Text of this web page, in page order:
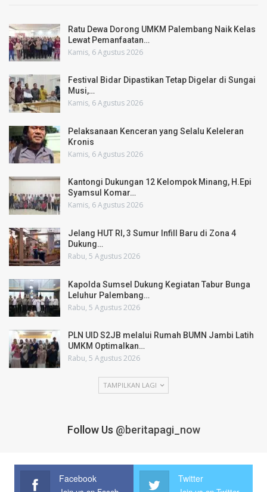
Ratu Dewa Dorong UMKM Palembang Naik Kelas
Lewat Pemanfaatan…
Kamis, 6 Agustus 2026
Festival Bidar Dipastikan Tetap Digelar di Sungai
Musi,…
Kamis, 6 Agustus 2026
Pelaksanaan Kenceran yang Selalu Keleleran
Kronis
Kamis, 6 Agustus 2026
Kantongi Dukungan 12 Kelompok Minang, H.Epi
Syamsul Komar…
Kamis, 6 Agustus 2026
Jelang HUT RI, 3 Sumur Infill Baru di Zona 4
Dukung…
Rabu, 5 Agustus 2026
Kapolda Sumsel Dukung Kegiatan Tabur Bunga
Leluhur Palembang…
Rabu, 5 Agustus 2026
PLN UID S2JB melalui Rumah BUMN Jambi Latih
UMKM Optimalkan…
Rabu, 5 Agustus 2026
TAMPILKAN LAGI
Follow Us @beritapagi_now
Facebook Twitter